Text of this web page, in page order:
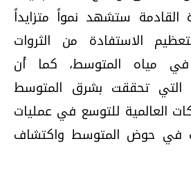
القادمة ستشهد نمواً متزايداً
الاستفادة من الثروات
في مياه المتوسط، كما أن
التي تحققت بشرق المتوسط
العالمية للتوسع في عمليات
في حوض المتوسط واكتشاف